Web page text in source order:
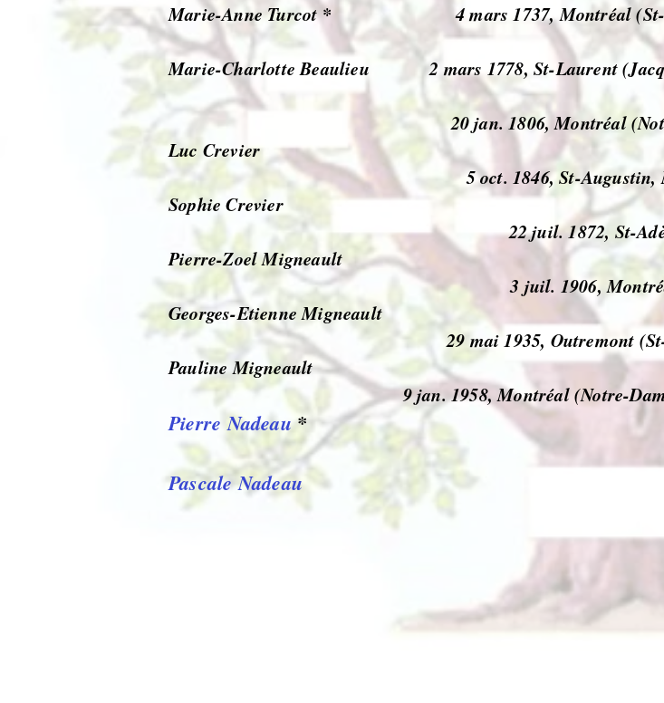
Marie-Anne Turcot *
Marie-Charlotte Beaulieu
Luc Crevier
Sophie Crevier
Pierre-Zoel Migneault
Georges-Etienne Migneault
Pauline Migneault
Pierre Nadeau*
Pascale Nadeau
4 mars 1737, Montréal
2 mars 1778, St-Laurent
20 jan. 1806, Montréal
5 oct. 1846, St-
22 juil. 1872, St-
3 juil. 1906,
29 mai 1935, Outremont
9 jan. 1958, Montréal (Notre-
* premier